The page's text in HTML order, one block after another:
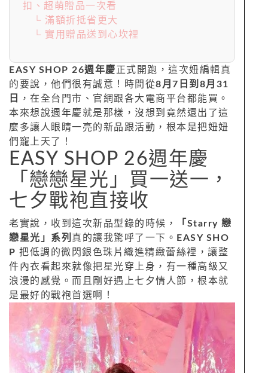
扣、超萌贈品一次看
└ 滿額折抵省更大
└ 實用贈品送到心坎裡
EASY SHOP 26週年慶 正式開跑，這次妞編輯真
的要說，他們很有誠意！時間從8月7日到8月31
日
，在全台門市、官網跟各大電商平台都能買。
本來想說週年慶就是那樣，沒想到竟然還出了這
麼多讓人眼睛一亮的新品跟活動，根本是把妞妞
們寵上天了！
EASY SHOP 26週年慶
「戀戀星光」買一送一，
七夕戰袍直接收
老實說，收到這次新品型錄的時候，
「Starry 戀
戀星光」系列 真的讓我驚呼了一下。 EASY SHO
P 把低調的微閃銀色珠片織進精緻蕾絲裡，讓整
件內衣看起來就像把星光穿上身，有一種高級又
浪漫的感覺。而且剛好遇上七夕情人節，根本就
是最好的戰袍首選啊！